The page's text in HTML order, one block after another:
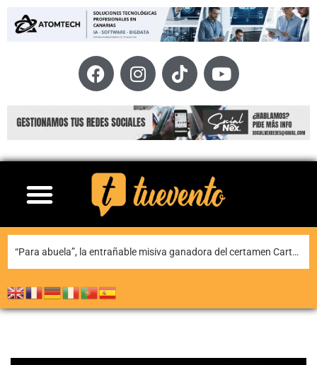
“Para abuela”, la entrañable misiva ganadora del certamen Carta para una fiesta de Puerto del Carmen